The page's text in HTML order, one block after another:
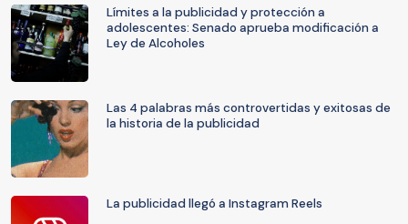
Límites a la publicidad y protección a
adolescentes: Senado aprueba modificación a
Ley de Alcoholes
Las 4 palabras más controvertidas y exitosas de
la historia de la publicidad
La publicidad llegó a Instagram Reels